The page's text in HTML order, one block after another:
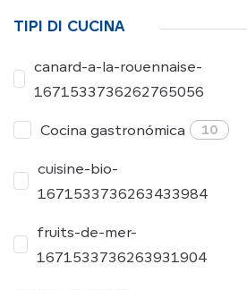
TIPI DI CUCINA
canard-a-la-rouennaise-
1671533736262765056
Cocina gastronómica 10
cuisine-bio-
1671533736263433984
fruits-de-mer-
1671533736263931904